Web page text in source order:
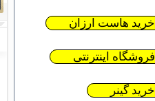
خرید هاست ارزان
فروشگاه اینترنتی
خرید گینر